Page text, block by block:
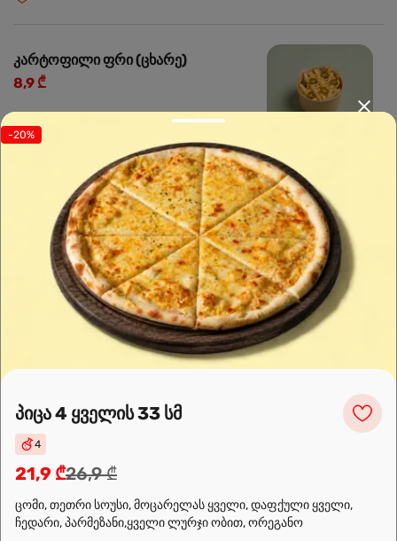
კარტოფილი ფრი (ცხარე)
8,9 ₾
1
კარტოფილი გლეხურად
კარტოფილი გლეხურად (ცხარე)
🌶️
ჩვენ შესახებ
-20%
პიცა 4 ყველის 33 სმ
4
21,9 ₾26,9 ₾
ცომი, თეთრი სოუსი, მოცარელას ყველი, დაფქული ყველი,
ჩედარი, პარმეზანი,ყველი ლურჯი ობით, ორეგანო